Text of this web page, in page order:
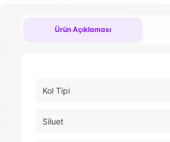
Ürün Açıklaması
Kol Tipi
Siluet